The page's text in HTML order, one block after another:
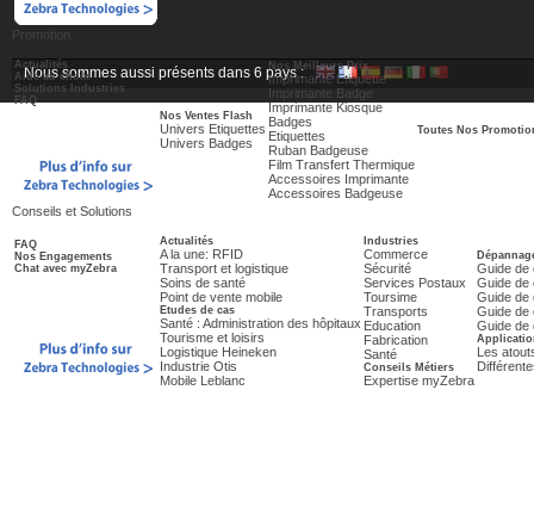
Promotion
Actualités
Aide au choix
Solutions Industries
FAQ
Nos Ventes Flash
Univers Etiquettes
Univers Badges
Nos Meilleurs Prix
Imprimante Etiquette
Imprimante Badge
Imprimante Kiosque
Badges
Etiquettes
Ruban Badgeuse
Film Transfert Thermique
Accessoires Imprimante
Accessoires Badgeuse
Toutes Nos
Conseils et Solutions
FAQ
Nos Engagements
Chat avec myZebra
Actualités
A la une: RFID
Transport et logistique
Soins de santé
Point de vente mobile
Etudes de cas
Santé : Administration des hôpitaux
Tourisme et loisirs
Logistique Heineken
Industrie Otis
Mobile Leblanc
Industries
Commerce
Sécurité
Services Postaux
Toursime
Transports
Education
Fabrication
Santé
Conseils Métiers
Expertise myZebra
Guide de
Guide de
Guide de
Guide de
Guide de
Les
Nous sommes aussi présents dans 6 pays :